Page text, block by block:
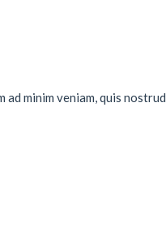
minim veniam, quis nostrud